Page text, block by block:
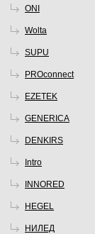
ONI
Wolta
SUPU
PROconnect
EZETEK
GENERICA
DENKIRS
Intro
INNORED
HEGEL
НИЛЕД